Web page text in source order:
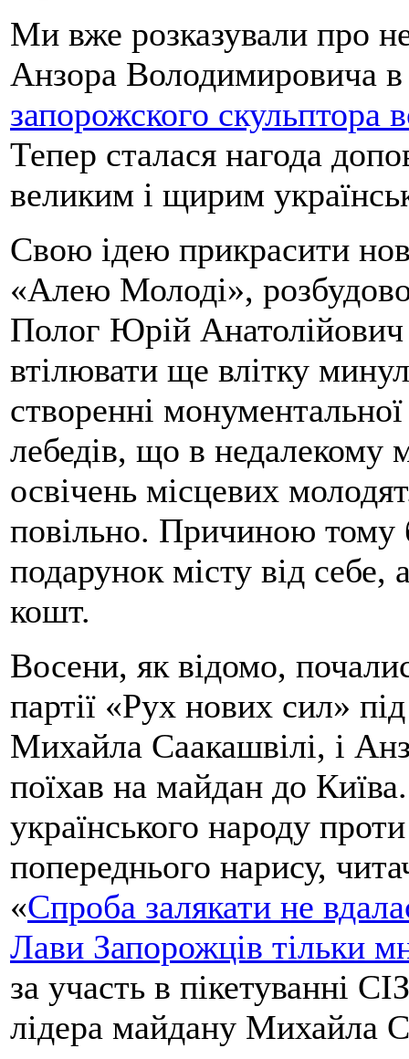
Ми вже розказували про
Анзора Володимировича в
запорожского скульптора
Тепер сталася нагода
великим і щирим
Свою ідею прикрасити
«Алею Молоді»,
Полог Юрій
втілювати ще влітку
створенні
лебедів, що в недалекому
освічень місцевих
повільно. Причиною тому
подарунок місту від себе,
кошт.
Восени, як відомо,
партії «Рух нових сил»
Михайла Саакашвілі, і
поїхав на майдан до
українського народу проти
попереднього нарису,
«Спроба залякати не
Лави Запорожців тільки
за участь в пікетуванні
лідера майдану Михайла